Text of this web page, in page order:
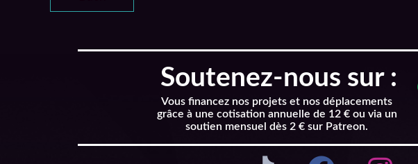
Soutenez-nous sur :
Vous financez nos projets et nos déplacements
grâce à une cotisation annuelle de 12 € ou via un
soutien mensuel dès 2 € sur Patreon.